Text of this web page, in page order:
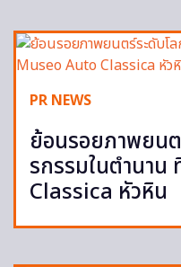
PR NEWS
ย้อนรอยภาพยน
รกรรมในตำนา
Classica หัวหิน